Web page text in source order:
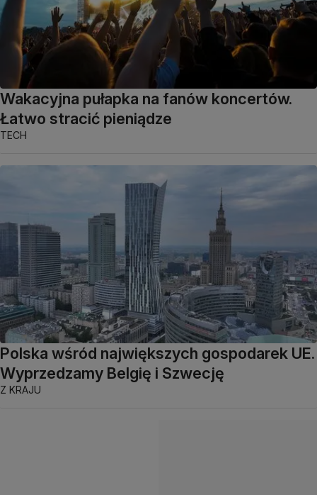
Wakacyjna pułapka na fanów koncertów.
Łatwo stracić pieniądze
TECH
Polska wśród największych gospodarek UE.
Wyprzedzamy Belgię i Szwecję
Z KRAJU